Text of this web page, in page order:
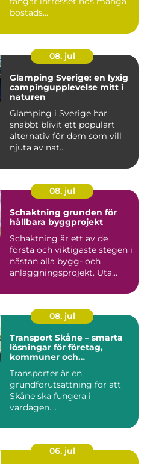
bostads...
08. jul
Glamping Sverige: en lyxig
campingupplevelse mitt i
naturen
Glamping i Sverige har
snabbt blivit ett populärt
alternativ för dem som vill
njuta av nat...
08. jul
Schaktning grunden för
hållbara byggprojekt
Schaktning är ett av de
första och viktigaste stegen i
nästan alla bygg- och
anläggningsprojekt. Uta...
08. jul
Transport Skåne – smarta
lösningar för företag,
kommuner och
Transporter är en
grundförutsättning för att
Skåne ska fungera i
vardagen....
06. jul